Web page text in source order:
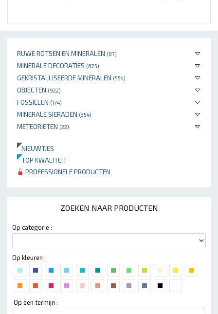
RUWE ROTSEN EN MINERALEN (87)
MINERALE DECORATIES (625)
GEKRISTALLISEERDE MINERALEN (554)
OBJECTEN (922)
FOSSIELEN (174)
MINERALE SIERADEN (354)
METEORIETEN (22)
NIEUWTJES
TOP KWALITEIT
PROFESSIONELE PRODUCTEN
ZOEKEN NAAR PRODUCTEN
Op categorie :
Op kleuren :
Op een termijn :